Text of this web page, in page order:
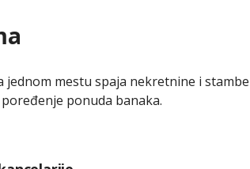
jednom mestu spaja nekretnine i
ponuda banaka.